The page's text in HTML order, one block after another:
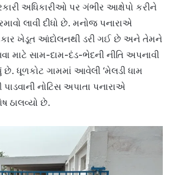
અધિકારીઓ પર ગંભીર આક્ષેપો કરીને
લાવી દીધો છે. મનોજ પનારાએ
ખેડૂત આંદોલનથી ડરી ગઈ છે અને તેમને
માટે સામ-દામ-દંડ-ભેદની નીતિ અપનાવી
ધૂળકોટ ગામમાં આવેલી ‘મેલડી ધામ
પાડવાની નોટિસ અપાતા પનારાએ
ઠાલવ્યો છે.